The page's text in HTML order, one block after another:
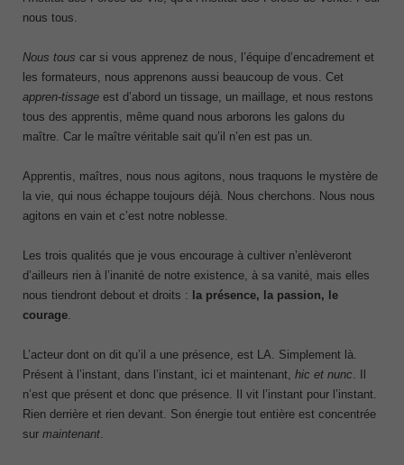
nous tous.
Nous tous car si vous apprenez de nous, l’équipe d’encadrement et
les formateurs, nous apprenons aussi beaucoup de vous. Cet
appren-tissage est d’abord un tissage, un maillage, et nous restons
tous des apprentis, même quand nous arborons les galons du
maître. Car le maître véritable sait qu’il n’en est pas un.
Apprentis, maîtres, nous nous agitons, nous traquons le mystère de
la vie, qui nous échappe toujours déjà. Nous cherchons. Nous nous
agitons en vain et c’est notre noblesse.
Les trois qualités que je vous encourage à cultiver n’enlèveront
d’ailleurs rien à l’inanité de notre existence, à sa vanité, mais elles
nous tiendront debout et droits : la présence, la passion, le
courage
L’acteur dont on dit qu’il a une présence, est LA. Simplement là.
Présent à l’instant, dans l’instant, ici et maintenant, hic et nunc . Il
n’est que présent et donc que présence. Il vit l’instant pour l’instant.
Rien derrière et rien devant. Son énergie tout entière est concentrée
sur maintenant